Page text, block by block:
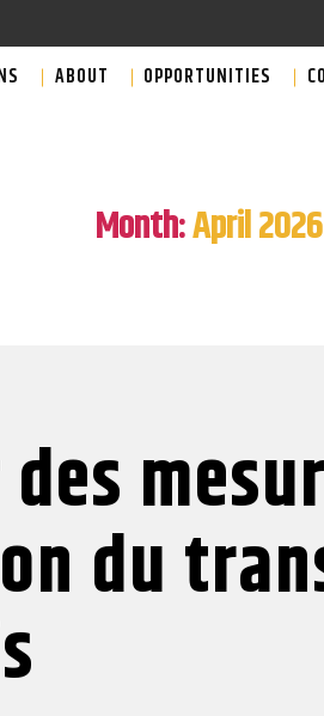
ABOUT OPPORTUNITIES
Month:April 2026
du